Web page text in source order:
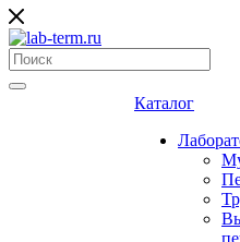
Каталог